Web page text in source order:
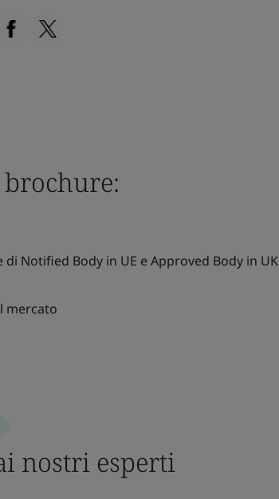
di Notified Body in UE e Approved Body in UK
mercato
nostri esperti